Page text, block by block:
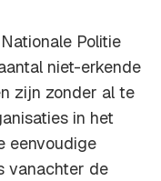
Politie
niet-erkende
zijn zonder al te
in het
eenvoudige
vanachter de